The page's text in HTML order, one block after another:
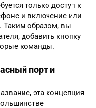
только доступ к
и включение или
Таким образом, вы
добавить кнопку
команды.
порт и
эта концепция